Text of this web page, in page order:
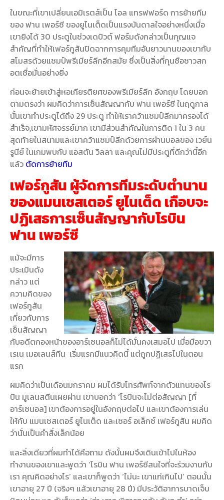
ในขณะที่เขาเปลี่ยนเอมิเรตส์เป็น โอล แทรฟฟอร์ด การย้ายทีม
ของ ฟาน เพอร์ซี ของยูไนเต็ดเป็นแรงบันดาลใจอย่างหนึ่งเมื่อ
เขายิงได้ 30 ประตูในช่วงเดบิวต์ ฟอร์มดังกล่าวเป็นกุญแจ
สำคัญที่ทำให้เฟอร์กูสันปิดฉากการคุมทีมอันยาวนานของเขากับ
สโมสรด้วยแชมป์พรีเมียร์ลีกอีกสมัย ซึ่งเป็นสิ่งที่กุนซือชาวสก
อตเชื่อมั่นอย่างยิ่ง
ก่อนจะย้ายเข้าสู่หอเกียรติยศของพรีเมียร์ลีก อังกฤษ โดยบอก
ตามตรงว่า ผมคิดว่าการเซ็นสัญญากับ ฟาน เพอร์ซี ในฤดูกาล
นั้นเขาทำประตูได้ถึง 29 ประตู ทำให้เราคว้าแชมป์ลีกมาครองได้
สำเร็จ,เขามหัศจรรย์มาก เขามีส่วนสำคัญในการติด 1 ใน 3 คน
สุดท้ายในสนามและเขาคว้าแชมป์ลีกด้วยการผ่านบอลของ เวย์น
รูนีย์ ในเกมพบกับ แอสตัน วิลลา และคุณไม่มีประตูที่ดีกว่านี้อีก
แล้ว ตัดการย้ายทีม
เฟอร์กูสัน ผู้จัดการทีมระดับตำนาน
ของแมนเชสเตอร์ ยูไนเต็ด เกือบจะ
ปฏิเสธการเซ็นสัญญากับโรบิน
ฟาน เพอร์ซี
แม้จะมีการ
ประเมินดัง
กล่าว แต่
ความคิดของ
เฟอร์กูสัน
เกี่ยวกับการ
เซ็นสัญญา
กับอดีตกองหน้าของอาร์เซนอลก็ไม่ได้มั่นคงเสมอไป เมื่อมือขวา
เรเน เมอเลนส์ทีน เริ่มแรกมีแนวคิดนี้ แต่ถูกปฏิเสธไปในตอน
แรก
ผมคิดว่าเป็นเดือนมกราคม ผมได้รับโทรศัพท์จากตัวแทนของโร
บิน มูเลนสตีนเผยผ่าน เขาบอกว่า ‘โรบินจะไม่ต่อสัญญา [ที่
อาร์เซนอล] เขาต้องการอยู่ในอังกฤษต่อไป และเขาต้องการเล่น
ให้กับ แมนเชสเตอร์ ยูไนเต็ด และเซอร์ อเล็กซ์ เฟอร์กูสัน ผมคิด
ว่านั่นเป็นคำสั่งเล็กน้อย
และสิ่งเดียวที่ผมทำได้คือถาม ดังนั้นผมจึงเดินเข้าไปในห้อง
ทำงานของเขาและพูดว่า ‘โรบิน ฟาน เพอร์ซีสนใจที่จะร่วมงานกับ
เรา คุณคิดอย่างไร’ และเขาก็พูดว่า ‘ไม่นะ เขาแก่เกินไป’ ตอนนั้น
เขาอายุ 27 ปี (จริงๆ แล้วเขาอายุ 28 ปี) มีประวัติอาการบาดเจ็บ